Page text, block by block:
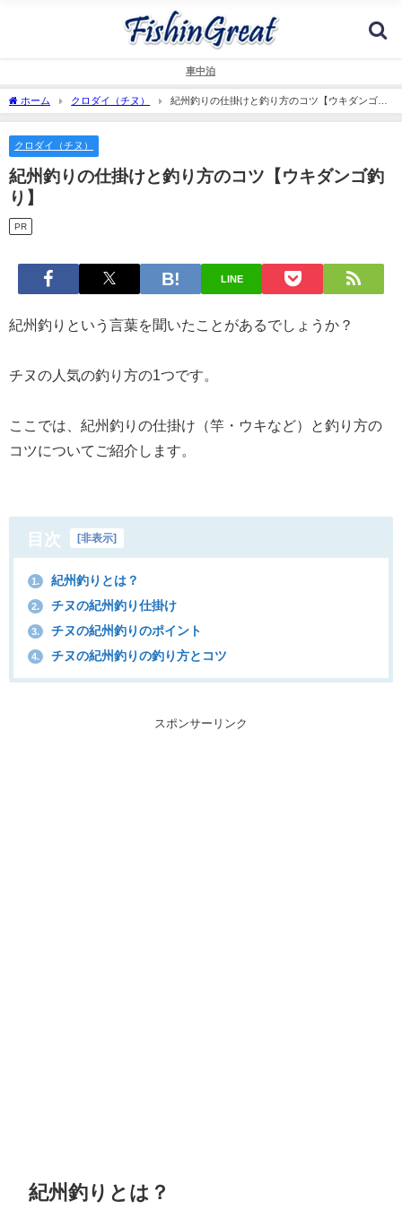
車中泊
ホーム クロダイ（チヌ）
紀州釣りの仕掛けと釣り方のコツ【ウキダンゴ釣
り】
クロダイ（チヌ）
紀州釣りの仕掛けと釣り方のコツ【ウキダンゴ釣
り】
PR
LINE
紀州釣りという言葉を聞いたことがあるでしょうか？
チヌの人気の釣り方の1つです。
ここでは、紀州釣りの仕掛け（竿・ウキなど）と釣り方の
コツについてご紹介します。
目次 非表示
1. 紀州釣りとは？
2. チヌの紀州釣り仕掛け
3. チヌの紀州釣りのポイント
4. チヌの紀州釣りの釣り方とコツ
スポンサーリンク
紀州釣りとは？